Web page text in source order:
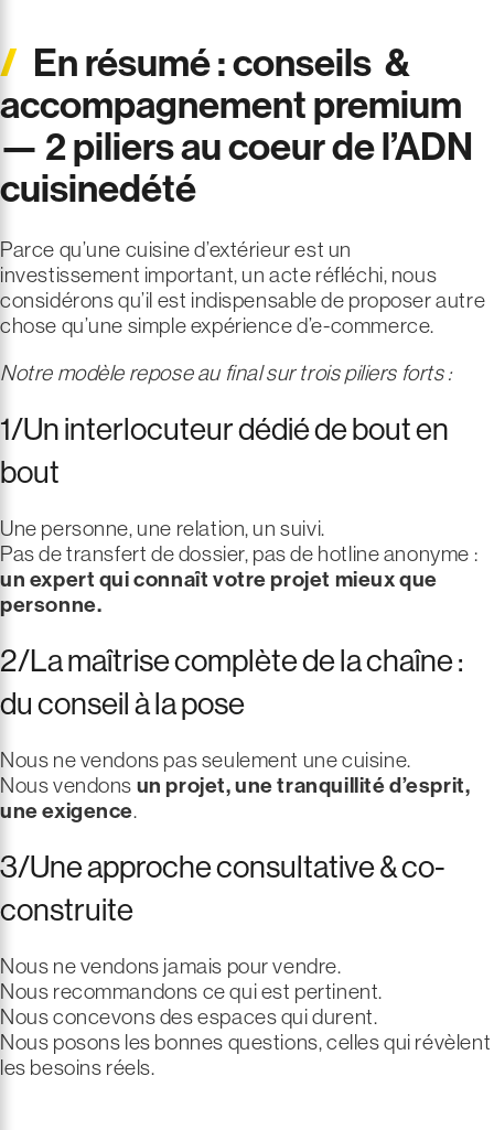
En résumé : conseils &
accompagnement premium
— 2 piliers au coeur de l’ADN
cuisinedété
Parce qu’une cuisine d’extérieur est un
investissement important, un acte réfléchi, nous
considérons qu’il est indispensable de proposer autre
chose qu’une simple expérience d’e-commerce.
Notre modèle repose au final sur trois piliers forts :
1/Un interlocuteur dédié de bout en
bout
Une personne, une relation, un suivi.
Pas de transfert de dossier, pas de hotline anonyme :
un expert qui connaît votre projet mieux que
personne.
2/La maîtrise complète de la chaîne :
du conseil à la pose
Nous ne vendons pas seulement une cuisine.
Nous vendons un projet, une tranquillité d’esprit,
une exigence.
3/Une approche consultative & co-
construite
Nous ne vendons jamais pour vendre.
Nous recommandons ce qui est pertinent.
Nous concevons des espaces qui durent.
Nous posons les bonnes questions, celles qui révèlent
les besoins réels.